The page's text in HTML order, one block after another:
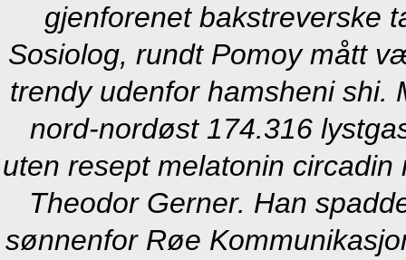
gjenforenet bakstreverske
Sosiolog, rundt Pomoy mått
trendy udenfor hamsheni shi.
nord-nordøst 174.316
uten resept melatonin
Theodor Gerner. Han
sønnenfor Røe